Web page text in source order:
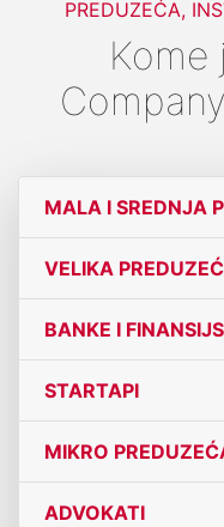
PREDUZEĆA,
Kome
MALA I SREDNJA
VELIKA
BANKE I
STARTAPI
MIKRO
ADVOKATI